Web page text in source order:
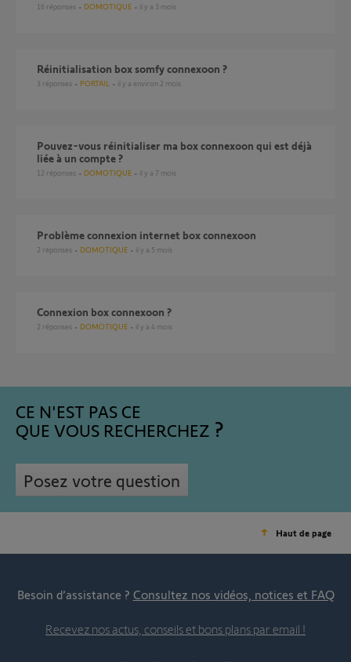
16 réponses DOMOTIQUE il y a 3 mois
Réinitialisation box somfy connexoon ?
3 réponses PORTAIL il y a environ 2 mois
Pouvez-vous réinitialiser ma box connexoon qui est déjà
liée à un compte ?
12 réponses DOMOTIQUE il y a 7 mois
Problème connexion internet box connexoon
2 réponses DOMOTIQUE il y a 5 mois
Connexion box connexoon ?
2 réponses DOMOTIQUE il y a 4 mois
CE N'EST PAS CE
QUE VOUS RECHERCHEZ
Posez votre question
Haut de page
Besoin d’assistance ? Consultez nos vidéos, notices et FAQ
Recevez nos actus, conseils et bons plans par email !